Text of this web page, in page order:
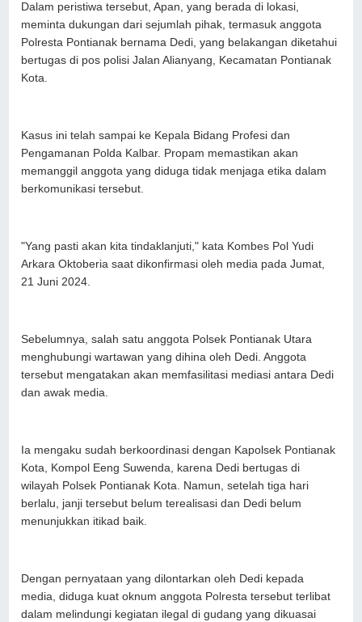
Dalam peristiwa tersebut, Apan, yang berada di lokasi,
meminta dukungan dari sejumlah pihak, termasuk anggota
Polresta Pontianak bernama Dedi, yang belakangan diketahui
bertugas di pos polisi Jalan Alianyang, Kecamatan Pontianak
Kota.
Kasus ini telah sampai ke Kepala Bidang Profesi dan
Pengamanan Polda Kalbar. Propam memastikan akan
memanggil anggota yang diduga tidak menjaga etika dalam
berkomunikasi tersebut.
"Yang pasti akan kita tindaklanjuti," kata Kombes Pol Yudi
Arkara Oktoberia saat dikonfirmasi oleh media pada Jumat,
21 Juni 2024.
Sebelumnya, salah satu anggota Polsek Pontianak Utara
menghubungi wartawan yang dihina oleh Dedi. Anggota
tersebut mengatakan akan memfasilitasi mediasi antara Dedi
dan awak media.
Ia mengaku sudah berkoordinasi dengan Kapolsek Pontianak
Kota, Kompol Eeng Suwenda, karena Dedi bertugas di
wilayah Polsek Pontianak Kota. Namun, setelah tiga hari
berlalu, janji tersebut belum terealisasi dan Dedi belum
menunjukkan itikad baik.
Dengan pernyataan yang dilontarkan oleh Dedi kepada
media, diduga kuat oknum anggota Polresta tersebut terlibat
dalam melindungi kegiatan ilegal di gudang yang dikuasai